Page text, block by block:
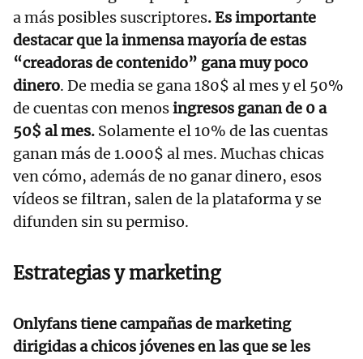
a más posibles suscriptores. Es importante
destacar que la inmensa mayoría de estas
“creadoras de contenido” gana muy poco
dinero. De media se gana 180$ al mes y el 50%
de cuentas con menosingresos ganan de 0 a
50$ al mes. Solamente el 10% de las cuentas
ganan más de 1.000$ al mes. Muchas chicas
ven cómo, además de no ganar dinero, esos
vídeos se filtran, salen de la plataforma y se
difunden sin su permiso.
Estrategias y marketing
Onlyfans tiene campañas de marketing
dirigidas a chicos jóvenes en las que se les